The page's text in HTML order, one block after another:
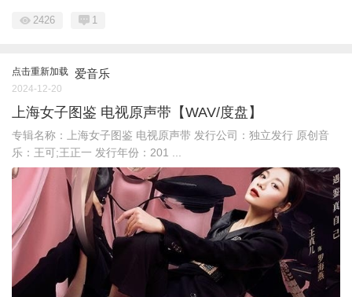
2426 1
点击重新加载 爱音乐
2024-12-20
上海女子图鉴 电视原声带【WAV/度盘】
专辑名称：上海女子图鉴 电视原声带 发行公司：独立发行 原创音
乐：王可;王正一 发行年份：201 ...